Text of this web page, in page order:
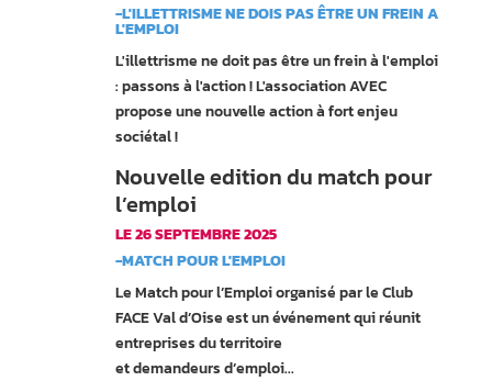
-L'ILLETTRISME NE DOIS PAS ÊTRE UN FREIN A
L'EMPLOI
L'illettrisme ne doit pas être un frein à l'emploi
: passons à l'action ! L'association AVEC
propose une nouvelle action à fort enjeu
sociétal !
Nouvelle edition du match pour
l’emploi
LE 26 SEPTEMBRE 2025
-MATCH POUR L'EMPLOI
Le Match pour l’Emploi organisé par le Club
FACE Val d’Oise est un événement qui réunit
entreprises du territoire
et demandeurs d’emploi...